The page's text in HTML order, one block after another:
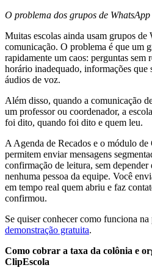
O problema dos grupos de WhatsApp
Muitas escolas ainda usam grupos de
comunicação. O problema é que um
rapidamente um caos: perguntas sem
horário inadequado, informações que
áudios de voz.
Além disso, quando a comunicação
um professor ou coordenador, a
foi dito, quando foi dito e quem leu.
A Agenda de Recados e o módulo
permitem enviar mensagens
confirmação de leitura, sem depender
nenhuma pessoa da equipe. Você
em tempo real quem abriu e faz
confirmou.
Se quiser conhecer como funciona na
demonstração gratuita.
Como cobrar a taxa da colônia e
ClipEscola